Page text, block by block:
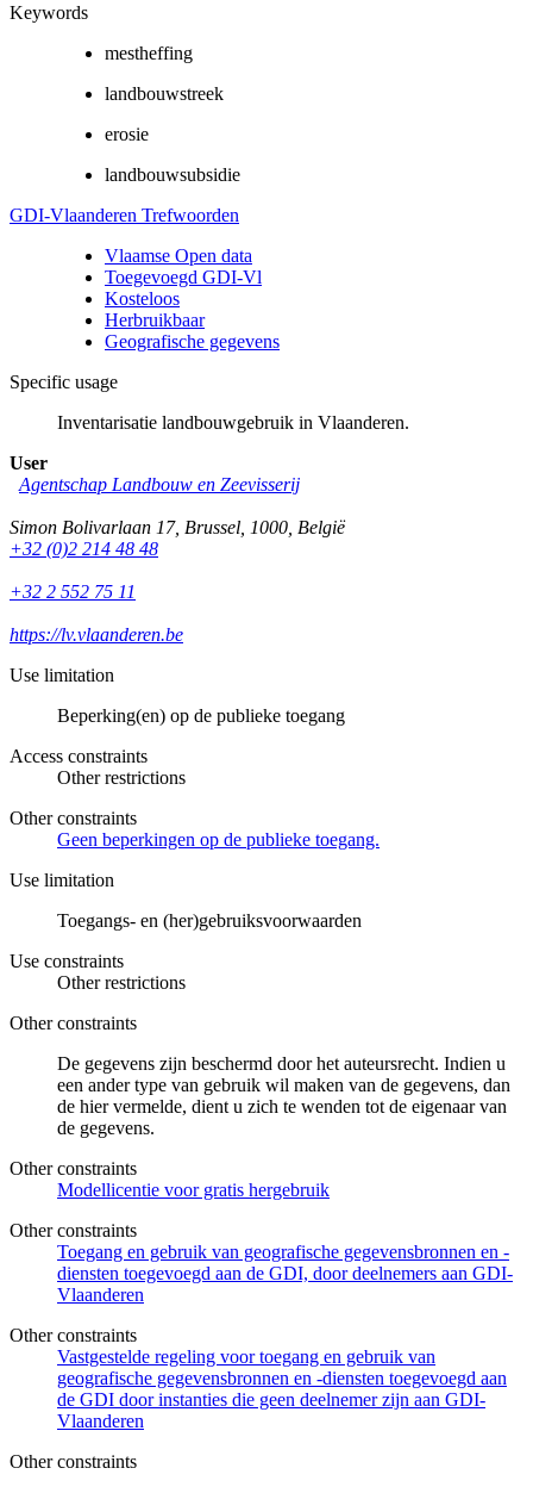
Keywords
mestheffing
landbouwstreek
erosie
landbouwsubsidie
GDI-Vlaanderen Trefwoorden
Vlaamse Open data
Toegevoegd GDI-Vl
Kosteloos
Herbruikbaar
Geografische gegevens
Specific usage
Inventarisatie landbouwgebruik in Vlaanderen.
User
Agentschap Landbouw en Zeevisserij
Simon Bolivarlaan 17, Brussel 1000 België
+32 (0)2 214 48 48
+32 2 552 75 11
https://lv.vlaanderen.be
Use limitation
Beperking(en) op de publieke toegang
Access constraints
Other restrictions
Other constraints
Geen beperkingen op de publieke toegang.
Use limitation
Toegangs- en (her)gebruiksvoorwaarden
Use constraints
Other restrictions
Other constraints
De gegevens zijn beschermd door het auteursrecht. Indien u
een ander type van gebruik wil maken van de gegevens, dan
de hier vermelde, dient u zich te wenden tot de eigenaar van
de gegevens.
Other constraints
Modellicentie voor gratis hergebruik
Other constraints
Toegang en gebruik van geografische gegevensbronnen en -
diensten toegevoegd aan de GDI, door deelnemers aan GDI-
Vlaanderen
Other constraints
Vastgestelde regeling voor toegang en gebruik van
geografische gegevensbronnen en -diensten toegevoegd aan
de GDI door instanties die geen deelnemer zijn aan GDI-
Vlaanderen
Other constraints